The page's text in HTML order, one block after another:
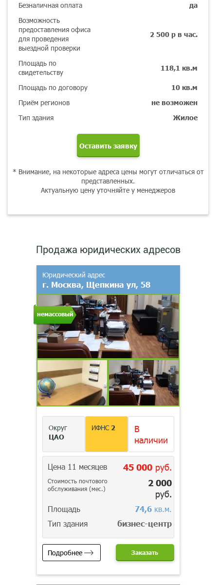
Безналичная оплата да
Возможность
предоставления офиса
для проведения
выездной проверки
2 500 р в час.
Площадь по
свидетельству
118,1 кв.м
Площадь по договору 10 кв.м
Приём регионов не возможен
Тип здания Жилое
Оставить заявку
* Внимание, на некоторые адреса цены могут отличаться от
представленных.
Актуальную цену уточняйте у менеджеров
Продажа юридических адресов
немассовый
Юридический адрес
г. Москва, Щепкина ул, 58
Округ
ЦАО
ИФНС 2
В
наличии
Цена 11 месяцев 45 000руб.
Стоимость почтового
обслуживания (мес.)
2 000
руб.
Площадь 74,6кв.м.
Тип здания
бизнес-центр
Подробнее Заказать